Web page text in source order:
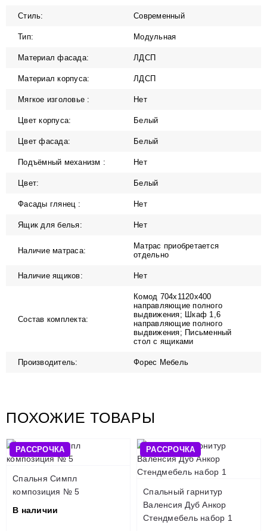
Стиль: Современный
Тип: Модульная
Материал фасада: ЛДСП
Материал корпуса: ЛДСП
Мягкое изголовье : Нет
Цвет корпуса: Белый
Цвет фасада: Белый
Подъёмный механизм : Нет
Цвет: Белый
Фасады глянец : Нет
Ящик для белья: Нет
Наличие матраса:
Матрас приобретается
отдельно
Наличие ящиков: Нет
Состав комплекта:
Комод 704х1120х400
направляющие полного
выдвижения; Шкаф 1,6
направляющие полного
выдвижения; Письменный
стол с ящиками
Производитель: Форес Мебель
ПОХОЖИЕ ТОВАРЫ
РАССРОЧКА
Спальня Симпл
композиция № 5
В наличии
РАССРОЧКА
Спальный гарнитур
Валенсия Дуб Анкор
Стендмебель набор 1